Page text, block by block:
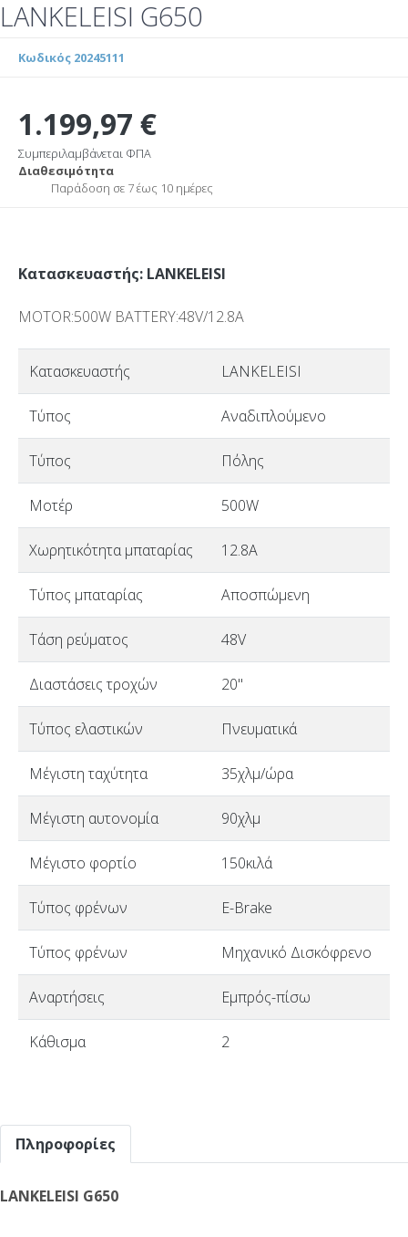
LANKELEISI G650
Κωδικός 20245111
1.199,97 €
Συμπεριλαμβάνεται ΦΠΑ
Διαθεσιμότητα
Παράδοση σε 7 έως 10 ημέρες
Κατασκευαστής: LANKELEISI
MOTOR:500W BATTERY:48V/12.8A
Κατασκευαστής LANKELEISI
Τύπος Αναδιπλούμενο
Τύπος Πόλης
Μοτέρ 500W
Χωρητικότητα μπαταρίας 12.8A
Τύπος μπαταρίας Αποσπώμενη
Τάση ρεύματος 48V
Διαστάσεις τροχών 20"
Τύπος ελαστικών Πνευματικά
Μέγιστη ταχύτητα 35χλμ/ώρα
Μέγιστη αυτονομία 90χλμ
Μέγιστο φορτίο 150κιλά
Τύπος φρένων E-Brake
Τύπος φρένων Μηχανικό Δισκόφρενο
Αναρτήσεις Εμπρός-πίσω
Κάθισμα 2
Πληροφορίες
LANKELEISI G650